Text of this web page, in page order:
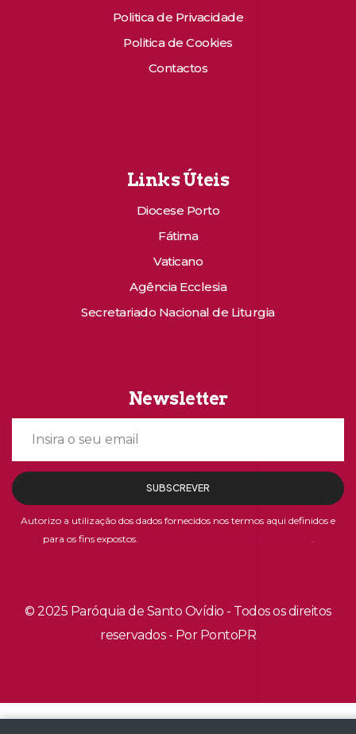
Politica de Privacidade
Politica de Cookies
Contactos
Links Úteis
Diocese Porto
Fátima
Vaticano
Agência Ecclesia
Secretariado Nacional de Liturgia
Newsletter
SUBSCREVER
Autorizo a utilização dos dados fornecidos nos termos aqui definidos e
para os fins expostos.
.
© 2025 Paróquia de Santo Ovídio - Todos os direitos
reservados - Por PontoPR